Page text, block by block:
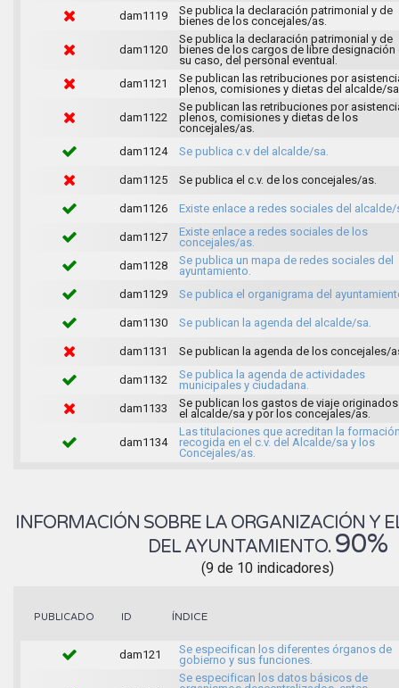
dam1119
Se publica la declaración patrimonial y de
bienes de los concejales/as.
dam1120
Se publica la declaración patrimonial y de
bienes de los cargos de libre designación
su caso, del personal eventual.
dam1121
Se publican las retribuciones por
plenos, comisiones y dietas del alcalde/
dam1122
Se publican las retribuciones por
plenos, comisiones y dietas de los
concejales/as.
dam1124
Se publica c.v del alcalde/sa.
dam1125 Se publica el c.v. de los concejales/as.
dam1126 Existe enlace a redes sociales del alcalde/
dam1127
Existe enlace a redes sociales de los
concejales/as.
dam1128
Se publica un mapa de redes sociales del
ayuntamiento.
dam1129
Se publica el organigrama del
dam1130 Se publican la agenda del alcalde/sa.
dam1131 Se publican la agenda de los concejales/
dam1132
Se publica la agenda de actividades
municipales y ciudadana.
dam1133
Se publican los gastos de viaje
el alcalde/sa y por los concejales/as.
dam1134
Las titulaciones que acreditan la
recogida en el c.v. del Alcalde/sa y los
Concejales/as.
INFORMACIÓN SOBRE LA ORGANIZACIÓN Y
DEL AYUNTAMIENTO. 90%
(9 de 10 indicadores)
PUBLICADO ID ÍNDICE
dam121
Se especifican los diferentes órganos de
gobierno y sus funciones.
Se especifican los datos básicos de